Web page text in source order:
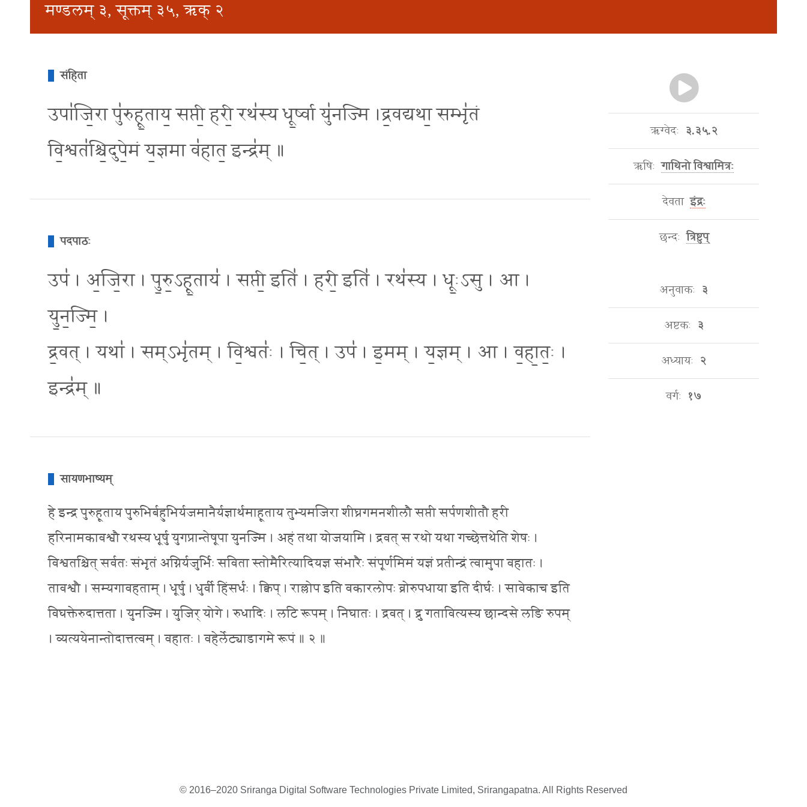
मण्डलम् ३, सूक्तम् ३५, ऋक् २
संहिता
उपा॑जि॒रा पु॑रुहू॒ताय॒ सप्ती॒ हरी॒ रथ॑स्य धू॒र्ष्वा यु॑नज्मि ।द्र॒वद्यथा॒ सम्भृ॑तं
वि॒श्वत॑श्चि॒दुपे॒मं य॒ज्ञमा व॑हात॒ इन्द्र॑म् ॥
पदपाठः
उप॑ । अ॒जि॒रा । पु॒रु॒ऽहू॒ताय॑ । सप्ती॒ इति॑ । हरी॒ इति॑ । रथ॑स्य । धूः॒ऽसु । आ ।
यु॒न॒ज्मि॒ ।
द्र॒वत् । यथा॑ । सम्ऽभृ॑तम् । वि॒श्वतः॑ । चि॒त् । उप॑ । इ॒मम् । य॒ज्ञम् । आ । व॒हा॒तः॒ ।
इन्द्र॑म् ॥
सायणभाष्यम्
हे इन्द्र पुरुहूताय पुरुभिर्बहुभिर्यजमानैर्यज्ञार्थमाहूताय तुभ्यमजिरा शीघ्रगमनशीलौ सप्ती सर्पणशीतौ हरी
हरिनामकावश्वौ रथस्य धूर्षु युगप्रान्तेषूपा युनज्मि । अहं तथा योजयामि । द्रवत् स रथो यथा गच्छेत्तथेति शेषः ।
विश्वतश्चित् सर्वतः संभृतं अग्निर्यजुर्भिः सविता स्तोमैरित्यादियज्ञ संभारैः संपूर्णमिमं यज्ञं प्रतीन्द्रं त्वामुपा वहातः ।
तावश्वौ । सम्यगावहताम् । धूर्षु । धुर्वी हिंसर्धः । क्विप् । राल्लोप इति वकारलोपः व्रोरुपधाया इति दीर्घः । सावेकाच इति
विघक्तेरुदात्तता । युनज्मि । युजिर् योगे । रुधादिः । लटि रूपम् । निघातः । द्रवत् । द्रु गतावित्यस्य छान्दसे लङि रुपम्
। व्यत्ययेनान्तोदात्तत्वम् । वहातः । वहेर्लेट्याडागमे रूपं ॥ २ ॥
ऋग्वेदः ३.३५.२
ऋषिः गाथिनो विश्वामित्रः
देवता इंद्रः
छन्दः त्रिष्टुप्
अनुवाकः ३
अष्टकः ३
अध्यायः २
वर्गः १७
© 2016–2020 Sriranga Digital Software Technologies Private Limited, Srirangapatna. All Rights Reserved